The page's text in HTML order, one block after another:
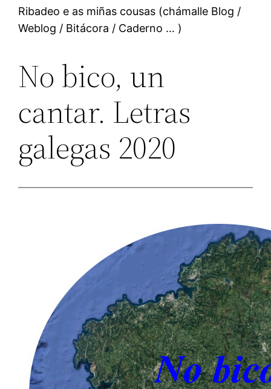
Ribadeo e as miñas cousas (chámalle Blog /
Weblog / Bitácora / Caderno … )
No bico, un
cantar. Letras
galegas 2020